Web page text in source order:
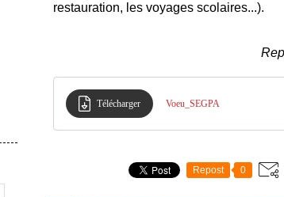
restauration, les voyages scolaires...).
Télécharger Voeu_SEGPA
Repost 0